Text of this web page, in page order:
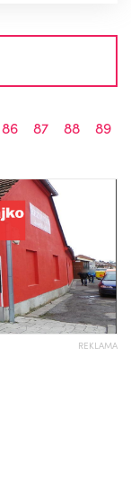
86 87 88 89
REKLAMA